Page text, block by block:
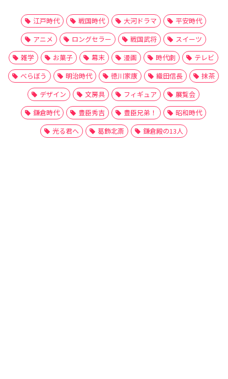
江戸時代 戦国時代 大河ドラマ
平安時代
アニメ
ロングセラー 戦国武将
スイーツ
雑学
お菓子 幕末 漫画 時代劇
テレビ
べらぼう
明治時代 徳川家康 織田信長
抹茶
デザイン
文房具 フィギュア
展覧会
鎌倉時代
豊臣秀吉 豊臣兄弟！
昭和時代
光る君へ
葛飾北斎 鎌倉殿の13人